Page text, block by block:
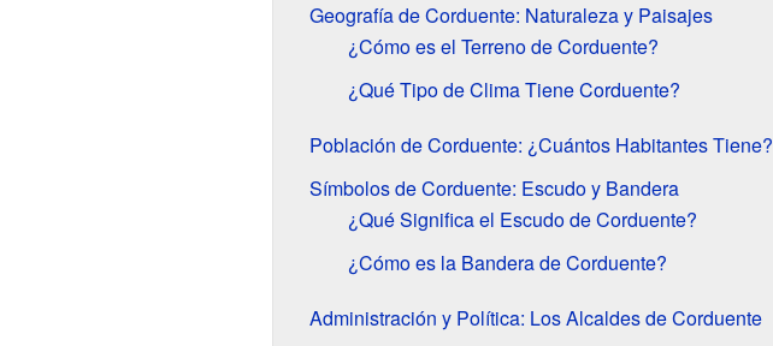
Geografía de Corduente: Naturaleza y Paisajes
¿Cómo es el Terreno de Corduente?
¿Qué Tipo de Clima Tiene Corduente?
Población de Corduente: ¿Cuántos Habitantes Tiene?
Símbolos de Corduente: Escudo y Bandera
¿Qué Significa el Escudo de Corduente?
¿Cómo es la Bandera de Corduente?
Administración y Política: Los Alcaldes de Corduente